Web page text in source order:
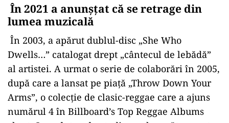
În 2021 a anunșțat că se retrage din
lumea muzicală
În 2003, a apărut dublul-disc „She Who
Dwells…” catalogat drept „cântecul de lebădă”
al artistei. A urmat o serie de colaborări în 2005,
după care a lansat pe piaţă „Throw Down Your
Arms”, o colecţie de clasic-reggae care a ajuns
numărul 4 în Billboard’s Top Reggae Albums